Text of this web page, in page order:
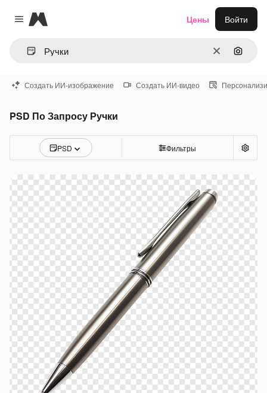
Close menu
Magnific
ОчиститьПоиск
Цены Войти
Создать ИИ-изображение Создать ИИ-видео
PSD По Запросу Ручки
PSD Фильтры